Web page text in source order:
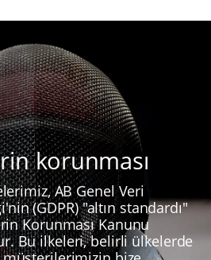
korunması
AB Genel Veri
(GDPR) "altın standardı"
Korunması Kanunu
Bu ilkeleri, belirli ülkelerde